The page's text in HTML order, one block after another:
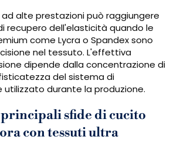
alte prestazioni può raggiungere
recupero dell'elasticità quando le
come Lycra o Spandex sono
nel tessuto. L'effettiva
dipende dalla concentrazione di
del sistema di
utilizzato durante la produzione.
sfide di cucito
con tessuti ultra